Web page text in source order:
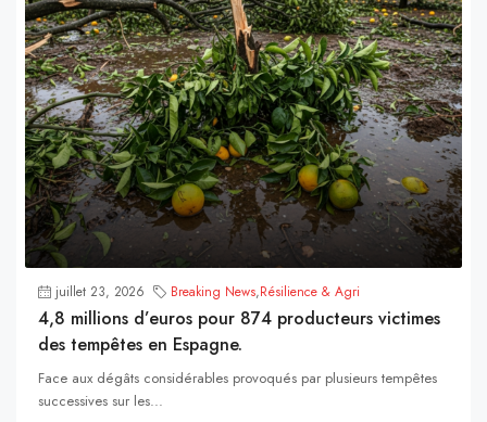
juillet 23, 2026 Breaking News,Résilience & Agri
4,8 millions d’euros pour 874 producteurs victimes
des tempêtes en Espagne.
Face aux dégâts considérables provoqués par plusieurs tempêtes
successives sur les...